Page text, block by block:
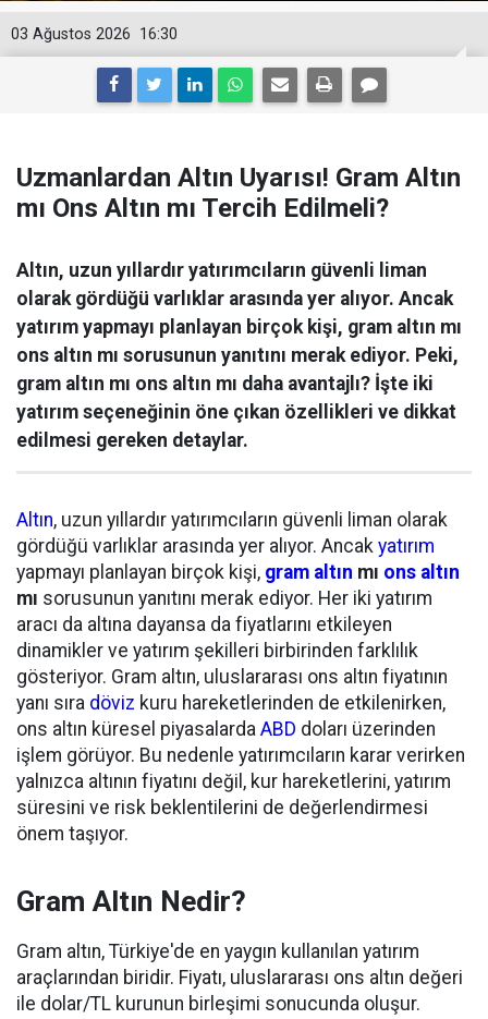
16:30
03 Ağustos 2026
Uzmanlardan Altın Uyarısı! Gram Altın
mı Ons Altın mı Tercih Edilmeli?
Altın, uzun yıllardır yatırımcıların güvenli liman
olarak gördüğü varlıklar arasında yer alıyor. Ancak
yatırım yapmayı planlayan birçok kişi, gram altın mı
ons altın mı sorusunun yanıtını merak ediyor. Peki,
gram altın mı ons altın mı daha avantajlı? İşte iki
yatırım seçeneğinin öne çıkan özellikleri ve dikkat
edilmesi gereken detaylar.
Altın, uzun yıllardır yatırımcıların güvenli liman olarak
gördüğü varlıklar arasında yer alıyor. Ancak yatırım
yapmayı planlayan birçok kişi, gram altın mı ons altın
mı sorusunun yanıtını merak ediyor. Her iki yatırım
aracı da altına dayansa da fiyatlarını etkileyen
dinamikler ve yatırım şekilleri birbirinden farklılık
gösteriyor. Gram altın, uluslararası ons altın fiyatının
yanı sıra döviz kuru hareketlerinden de etkilenirken,
ons altın küresel piyasalarda ABD doları üzerinden
işlem görüyor. Bu nedenle yatırımcıların karar verirken
yalnızca altının fiyatını değil, kur hareketlerini, yatırım
süresini ve risk beklentilerini de değerlendirmesi
önem taşıyor.
Gram Altın Nedir?
Gram altın, Türkiye'de en yaygın kullanılan yatırım
araçlarından biridir. Fiyatı, uluslararası ons altın değeri
ile dolar/TL kurunun birleşimi sonucunda oluşur.